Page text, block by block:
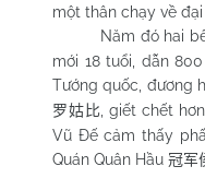
một thân chạy về đại
Năm đó hai bên
mới 18 tuổi, dẫn
Tướng quốc, đương
罗姑比 , giết chết
Vũ Đế cảm thấy
Quán Quân Hầu 冠军